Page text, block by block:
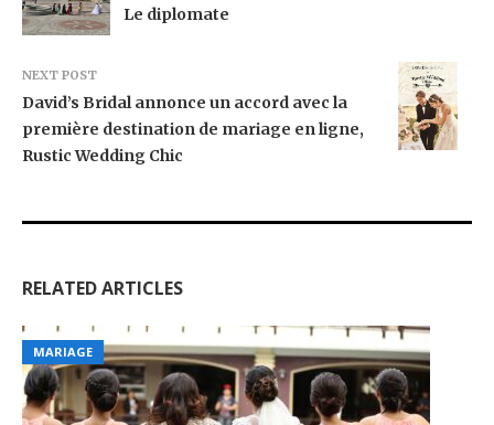
Le diplomate
NEXT POST
David’s Bridal annonce un accord avec la
première destination de mariage en ligne,
Rustic Wedding Chic
RELATED ARTICLES
MARIAGE